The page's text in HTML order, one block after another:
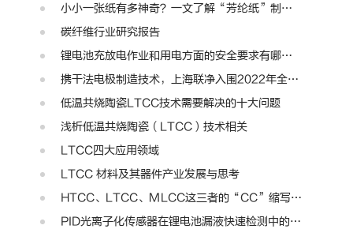
小小一张纸有多神奇？一文了解“芳纶纸”制备工艺、产业链及主要应用
碳纤维行业研究报告
锂电池充放电作业和用电方面的安全要求有哪些？
携干法电极制造技术，上海联净入围2022年全国颠覆性技术创新大赛
低温共烧陶瓷LTCC技术需要解决的十大问题
浅析低温共烧陶瓷（LTCC）技术相关
LTCC四大应用领域
LTCC 材料及其器件产业发展与思考
HTCC、LTCC、MLCC这三者的“CC”缩写指代的是同一种含义不？
PID光离子化传感器在锂电池漏液快速检测中的应用